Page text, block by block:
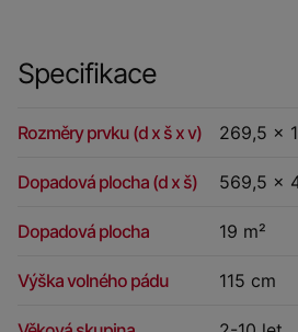
Specifikace
Rozměry prvku (d x š x v) 269,5 x
Dopadová plocha (d x š) 569,5 x
Dopadová plocha 19 m²
Výška volného pádu 115 cm